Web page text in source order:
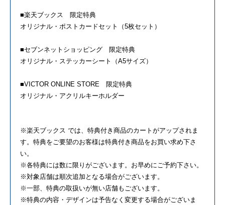
■楽天ブックス 限定特典
オリジナル・ポストカードセット（5枚セット）
■セブンネットショッピング 限定特典
オリジナル・ステッカーシート（A5サイズ）
■VICTOR ONLINE STORE 限定特典
オリジナル・アクリルキーホルダー
※楽天ブックス では、特典付き商品のカートがアップされま
す。特典をご要望のお客様は特典付き商品をお買い求め下さ
い。
※各特典には数に限りがございます。お早めにご予約下さい。
※対象店舗は順次追加となる場合がございます。
※一部、特典の取扱いが無い店舗もございます。
※特典の内容・デザインは予告なく変更する場合がございま